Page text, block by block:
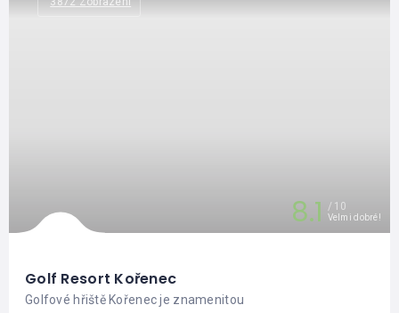
8.1 10
Velmi dobré!
Golf Resort Kořenec
Golfové hřiště Kořenec je znamenitou